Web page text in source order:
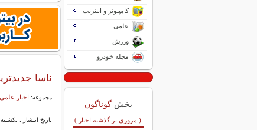
ناسا
مجموعه: اخبار
تاریخ انتشار : یکشنبه, 07 آبان 1402 14:23
کامپیوتر و اینترنت
علمی
ورزش
مجله خودرو
بخش گوناگون
( مروری بر گذشته اخبار )